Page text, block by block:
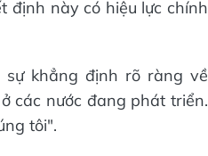
định này có hiệu lực chính
sự khẳng định rõ ràng về
các nước đang phát triển.
tôi".